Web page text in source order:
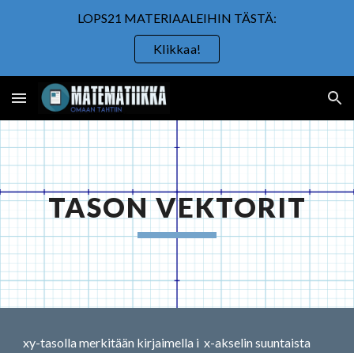
LOPS21 MATERIAALEIHIN TÄSTÄ:
Klikkaa!
TASON VEKTORIT
xy-tasolla merkitään kirjaimella i  x-akselin suuntaista